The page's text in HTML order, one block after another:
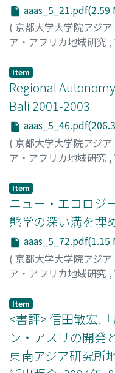
aaas_5_21.pdf(2.59
( 京都大学大学院アジ
ア・アフリカ地域研究 ,
山口, 哲由
Item
Regional
Bali 2001-2003
( 京都大学大学院アジ
ア・アフリカ地域研究 ,
KAGAMI, Haruya
Item
ニュー・エコロジ
態学の深い溝を埋
aaas_5_72.pdf(1.15
( 京都大学大学院アジ
ア・アフリカ地域研究 ,
百瀬, 邦泰
Item
<書評> 信田敏宏.
ン・アスリの開発
東南アジア研究所